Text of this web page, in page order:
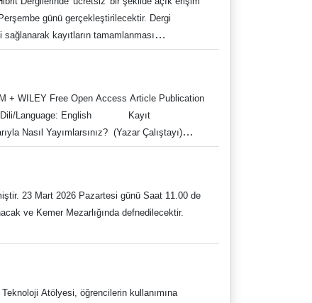
Koleksiyonu İçerik TÜBİTAK Tarafından
edebilirsiniz. İçerikler dönemsel olarak
yönlendirilmesi önem arz etmektedir.
Dostu Kütüphanesi
günü gerçekleştirilecektir. Dergi
kayıtların tamamlanması
12.00 AMKayıt Linki: Springer Nature-
Doktora Öğrencileri- Fakülte Üyeleri-
- ULAKBİM anlaşmasının detaylarının
kadar takip etmesi gereken adımlar da
makalenin nasıl yazılacağına ilişkin ipuçları
Webınar Başlığı TÜBİTAK–
+ WILEY Free Open Access Article Publication
Dili/Language: English Kayıt
register/5887424525037057884
Wiley
Materials and Advanced NanoBiomed
Anketi Kütüphane ve
23 Mart 2026 Pazartesi günü Saat 11.00 de
ve Kemer Mezarlığında defnedilecektir.
Atölyesi, öğrencilerin kullanımına